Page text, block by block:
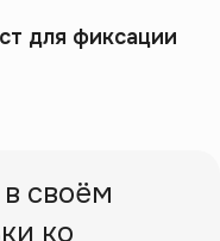
для фиксации
своём
ко